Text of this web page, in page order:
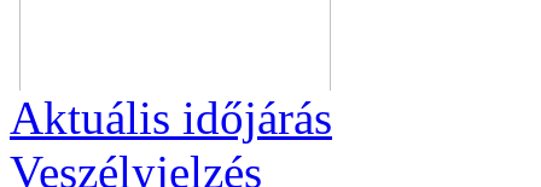
Aktuális időjárás
Veszélyjelzés